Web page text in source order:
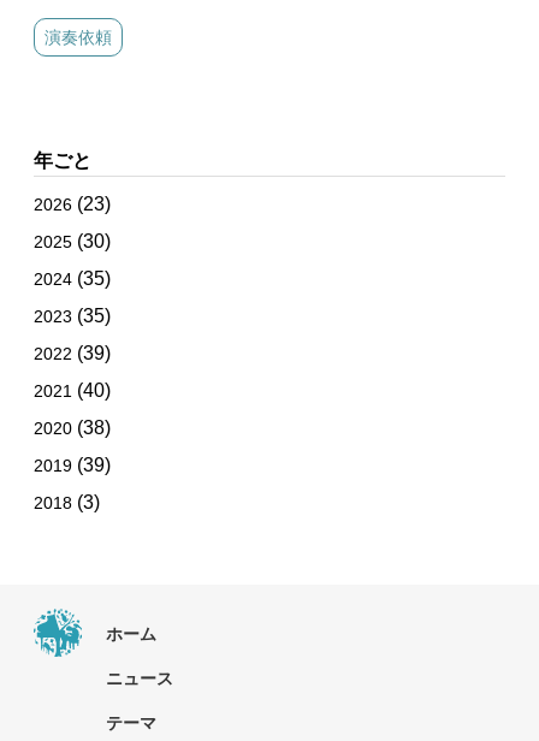
演奏依頼
年ごと
2026 (23)
2025 (30)
2024 (35)
2023 (35)
2022 (39)
2021 (40)
2020 (38)
2019 (39)
2018 (3)
ホーム
ニュース
テーマ